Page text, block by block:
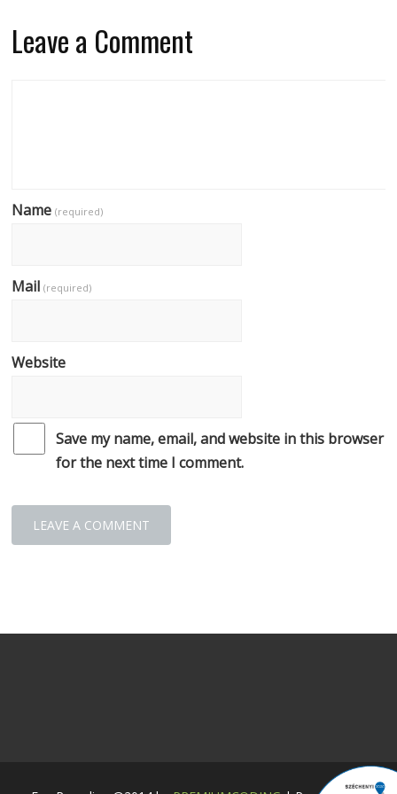
Leave a Comment
Name(required)
Mail(required)
Website
Save my name, email, and website in this browser
for the next time I comment.